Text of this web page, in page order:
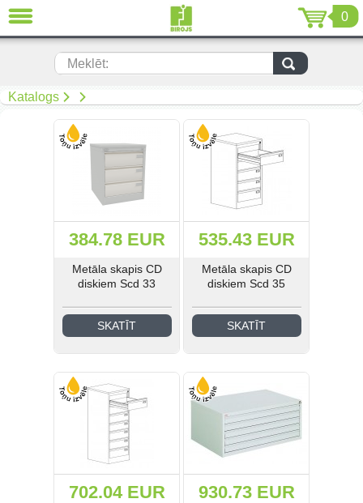
0
Meklēt:
Katalogs
384.78 EUR
Metāla skapis CD
diskiem Scd 33
SKATĪT
535.43 EUR
Metāla skapis CD
diskiem Scd 35
SKATĪT
702.04 EUR 930.73 EUR
AIZVĒRT
EN RU
(299)
Mīkstās mēbeles (67)